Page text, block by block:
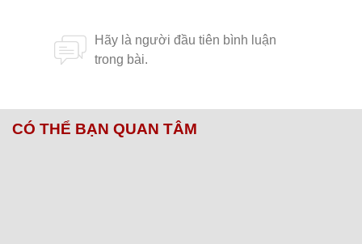
CÓ THỂ BẠN QUAN TÂM